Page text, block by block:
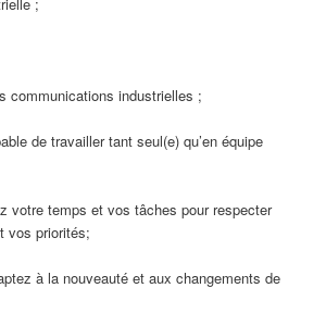
communications industrielles ;
de travailler tant seul(e) qu’en équipe
temps et vos tâches pour respecter
vos priorités;
à la nouveauté et aux changements de